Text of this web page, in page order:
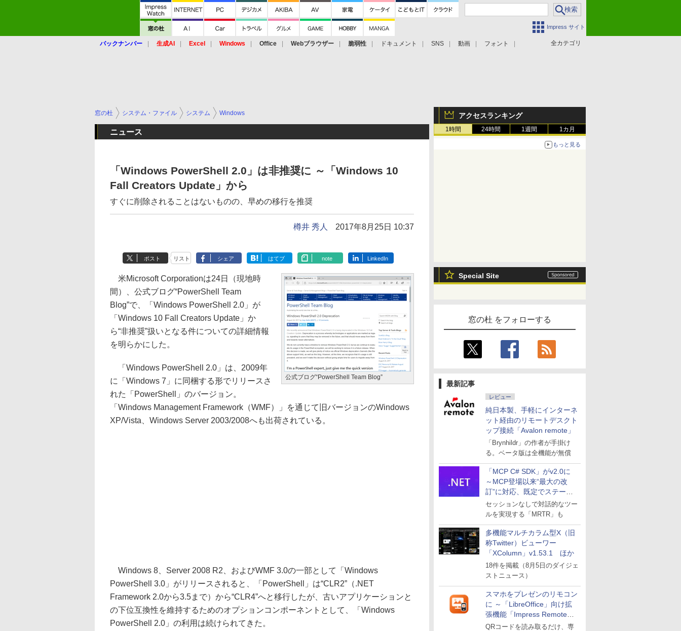
Impress サイト
全カテゴリ
バックナンバー 生成AI Excel Windows Office Webブラウザー 脆弱性 ドキュメント SNS 動画 フォント
アクセスランキング
1時間 24時間 1週間 1カ月
もっと見る
Special Site
窓の杜 をフォローする
最新記事
レビュー
純日本製、手軽にインターネ
ット経由のリモートデスクト
ップ接続「Avalon remote」
「Brynhildr」の作者が手掛け
る。ベータ版は全機能が無償
「MCP C# SDK」がv2.0に
～MCP登場以来“最大の改
訂”に対応、既定でステート
レスへ
セッションなしで対話的なツー
ルを実現する「MRTR」も
多機能マルチカラム型X（旧
称Twitter）ビューワー
「XColumn」v1.53.1 ほか
18件を掲載（8月5日のダイジェ
ストニュース）
スマホをプレゼンのリモコン
に ～「LibreOffice」向け拡
張機能「Impress Remote」
が公開
QRコードを読み取るだけ、専
窓の杜 システム・ファイル システム Windows
ニュース
「Windows PowerShell 2.0」は非推奨に ～「Windows 10
Fall Creators Update」から
すぐに削除されることはないものの、早めの移行を推奨
樽井 秀人 2017年8月25日 10:37
ポスト リスト シェア はてブ note LinkedIn
公式ブログ“PowerShell Team Blog”
米Microsoft Corporationは24日（現地時
間）、公式ブログ“PowerShell Team
Blog”で、「Windows PowerShell 2.0」が
「Windows 10 Fall Creators Update」か
ら“非推奨”扱いとなる件についての詳細情報
を明らかにした。
「Windows PowerShell 2.0」は、2009年
に「Windows 7」に同梱する形でリリースさ
れた「PowerShell」のバージョン。
「Windows Management Framework（WMF）」を通じて旧バージョンのWindows
XP/Vista、Windows Server 2003/2008へも出荷されている。
Windows 8、Server 2008 R2、およびWMF 3.0の一部として「Windows
PowerShell 3.0」がリリースされると、「PowerShell」は“CLR2”（.NET
Framework 2.0から3.5まで）から“CLR4”へと移行したが、古いアプリケーションと
の下位互換性を維持するためのオプションコンポーネントとして、「Windows
PowerShell 2.0」の利用は続けられてきた。